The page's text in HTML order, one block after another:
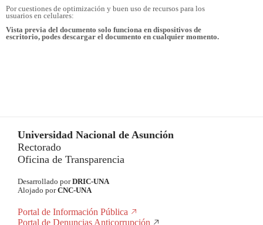
Por cuestiones de optimización y buen uso de recursos para los
usuarios en celulares:
Vista previa del documento solo funciona en dispositivos de
escritorio, podes descargar el documento en cualquier momento.
Universidad Nacional de Asunción
Rectorado
Oficina de Transparencia
Desarrollado porDRIC-UNA
Alojado porCNC-UNA
Portal de Información Pública
Portal de Denuncias Anticorrupción